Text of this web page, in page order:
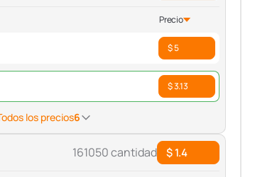
Precio
$ 5
$ 3.13
los precios6
161050 cantidad $ 1.4